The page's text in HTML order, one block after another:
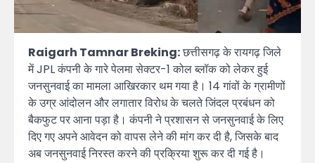
Raigarh Tamnar Breking:छत्तीसगढ़ के रायगढ़ जिले
में JPL कंपनी के गारे पेलमा सेक्टर-1 कोल ब्लॉक को लेकर हुई
जनसुनवाई का मामला आखिरकार थम गया है। 14 गांवों के ग्रामीणों
के उग्र आंदोलन और लगातार विरोध के चलते जिंदल प्रबंधन को
बैकफुट पर आना पड़ा है। कंपनी ने प्रशासन से जनसुनवाई के लिए
दिए गए अपने आवेदन को वापस लेने की मांग कर दी है, जिसके बाद
अब जनसुनवाई निरस्त करने की प्रक्रिया शुरू कर दी गई है।